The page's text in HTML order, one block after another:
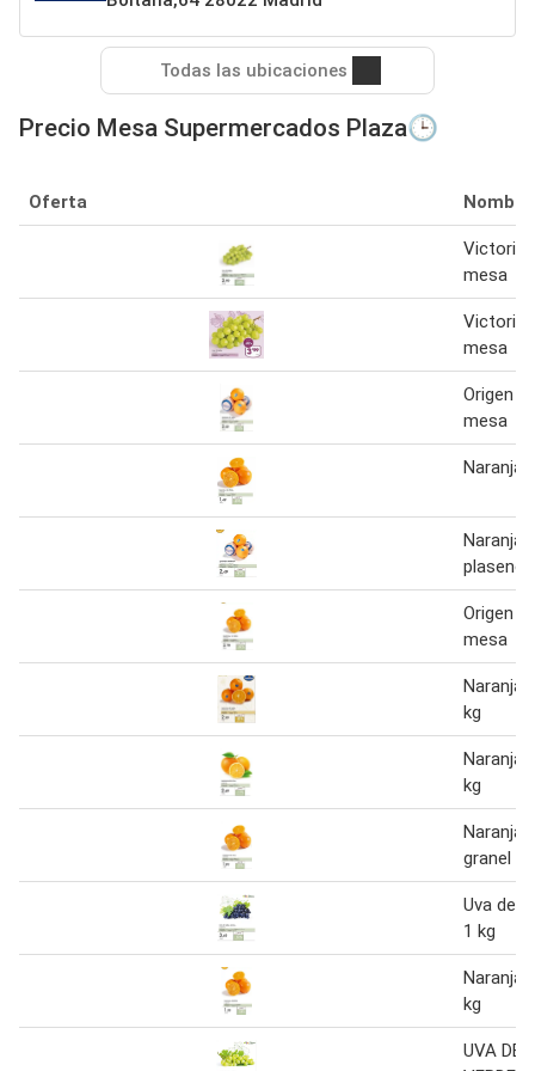
Todas las ubicaciones
Precio Mesa Supermercados Plaza🕒
Oferta Nombre
Victoria
mesa
Victoria
mesa
Origen -
mesa
Naranja
Naranja
Origen -
mesa
Naranja
kg
Naranja
kg
Naranja
granel
Uva de
1 kg
Naranja
kg
UVA DE